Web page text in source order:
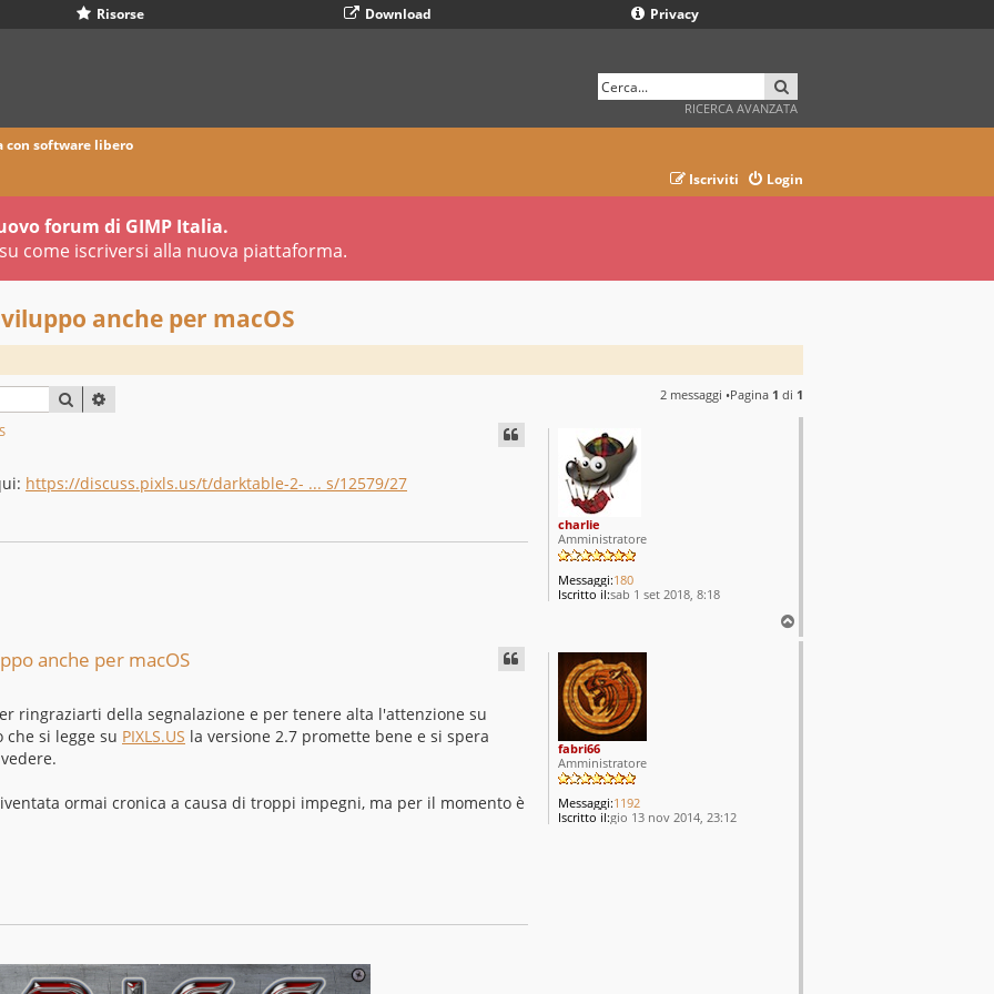
Risorse Download Privacy
RICERCA AVANZATA
con software libero
Login
Iscriviti
forum di GIMP Italia.
come iscriversi alla nuova piattaforma.
anche per macOS
CERCA 2 messaggi •Pagina 1 di 1
charlie
Amministratore
Messaggi:180
Iscritto il:sab 1 set 2018, 8:18
https://discuss.pixls.us/t/darktable-2- ... s/12579/27
o
fabri66
Amministratore
Messaggi:1192
Iscritto il:gio 13 nov 2014, 23:12
anche per macOS
ringraziarti della segnalazione e per tenere alta l'attenzione su
si legge su PIXLS.US la versione 2.7 promette bene e si spera
ormai cronica a causa di troppi impegni, ma per il momento è